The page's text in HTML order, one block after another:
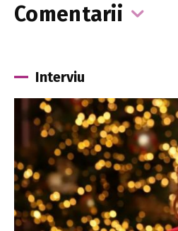
Comentarii
Interviu